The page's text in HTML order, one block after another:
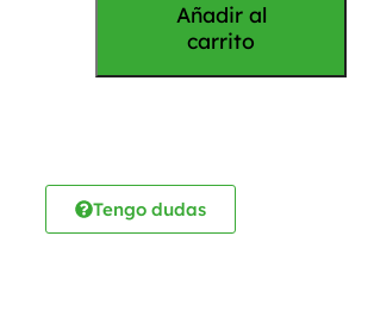
Añadir al
carrito
Tengo dudas